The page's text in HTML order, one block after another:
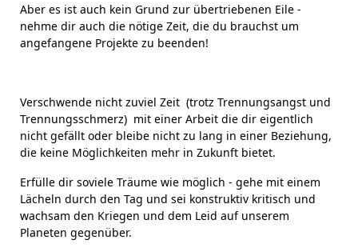
Aber es ist auch kein Grund zur übertriebenen Eile -
nehme dir auch die nötige Zeit, die du brauchst um
angefangene Projekte zu beenden!
Verschwende nicht zuviel Zeit (trotz Trennungsangst und
Trennungsschmerz) mit einer Arbeit die dir eigentlich
nicht gefällt oder bleibe nicht zu lang in einer Beziehung,
die keine Möglichkeiten mehr in Zukunft bietet.
Erfülle dir soviele Träume wie möglich - gehe mit einem
Lächeln durch den Tag und sei konstruktiv kritisch und
wachsam den Kriegen und dem Leid auf unserem
Planeten gegenüber.